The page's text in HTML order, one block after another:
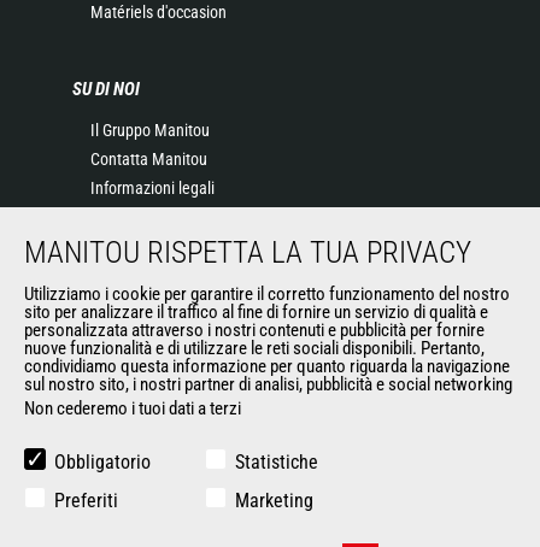
Matériels d'occasion
SU DI NOI
Il Gruppo Manitou
Contatta Manitou
Informazioni legali
News
General Terms and Conditions of Sale
ALTRI SITI DEL GRUPPO
Opportunità
RMI Manitou
MANITOU RISPETTA LA TUA PRIVACY
Utilizziamo i cookie per garantire il corretto funzionamento del nostro
sito per analizzare il traffico al fine di fornire un servizio di qualità e
personalizzata attraverso i nostri contenuti e pubblicità per fornire
nuove funzionalità e di utilizzare le reti sociali disponibili. Pertanto,
condividiamo questa informazione per quanto riguarda la navigazione
sul nostro sito, i nostri partner di analisi, pubblicità e social networking
Non cederemo i tuoi dati a terzi
Obbligatorio
Statistiche
Preferiti
Marketing